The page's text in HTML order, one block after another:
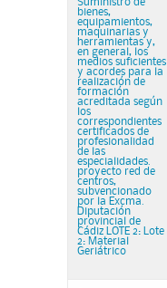
Suministro de
bienes,
equipamientos,
maquinarias y
herramientas y,
en general, los
medios suficientes
y acordes para la
realización de
formación
acreditada según
los
correspondientes
certificados de
profesionalidad
de las
especialidades.
proyecto red de
centros,
subvencionado
por la Excma.
Diputación
provincial de
Cádiz LOTE 2: Lote
2: Material
Geriátrico